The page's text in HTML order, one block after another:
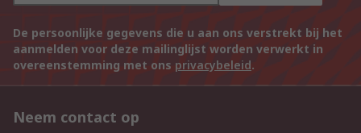
De persoonlijke gegevens die u aan ons verstrekt bij het
aanmelden voor deze mailinglijst worden verwerkt in
overeenstemming met ons privacybeleid.
Neem contact op